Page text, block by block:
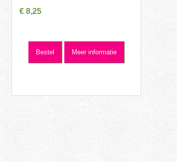
€ 8,25
Bestel Meer informatie